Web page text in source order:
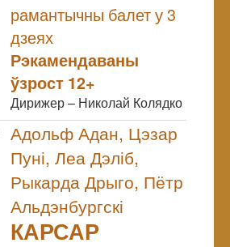
рамантычны балет у 3
дзеях
Рэкамендаваны
ўзрост 12+
Дирижер – Николай Колядко
Адольф Адан, Цэзар
Пуні, Леа Дэліб,
Рыкарда Дрыго, Пётр
Альдэнбургскі
КАРСАР